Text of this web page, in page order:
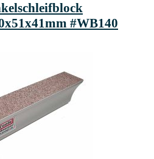
#WB140